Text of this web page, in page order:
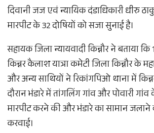
दिवानी जज एवं न्यायिक दंडाधिकारी धीरु
मारपीट के 32 दोषियों को सजा सुनाई है।
सहायक जिला न्यायवादी किन्नौर ने बताया
किन्नर कैलाश यात्रा कमेटी जिला किन्नौर के
और अन्य साथियों ने रिकांगपिओ थाना में
दौरान भंडारे में तांगलिंग गांव और पोवारी
मारपीट करने की और भंडारे का सामान
करवाई।